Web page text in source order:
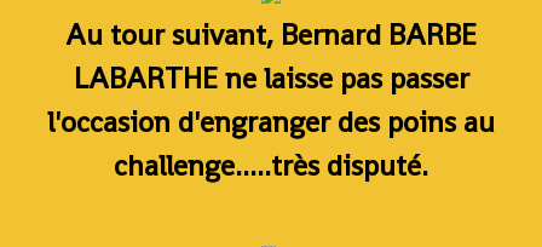
Au tour suivant, Bernard BARBE
LABARTHE ne laisse pas passer
l'occasion d'engranger des poins au
challenge.....très disputé.